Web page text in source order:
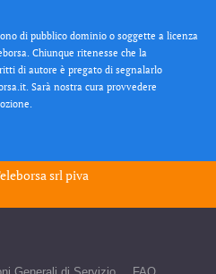
di pubblico dominio o soggette a licenza
Chiunque ritenesse che la
di autore è pregato di segnalarlo
Sarà nostra cura provvedere
srlpiva